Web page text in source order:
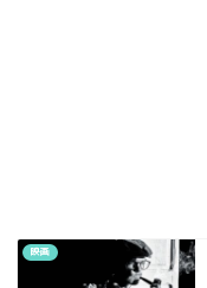
映画